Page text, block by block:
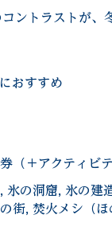
ントラストが、
におすすめ
（＋アクティビ
氷の洞窟, 氷の建
街, 焚火メシ（